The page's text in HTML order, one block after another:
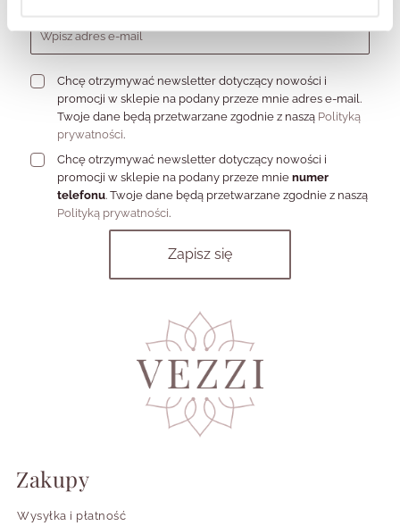
Chcę otrzymywać newsletter dotyczący nowości i
promocji w sklepie na podany przeze mnie adres e-mail.
Twoje dane będą przetwarzane zgodnie z naszą Polityką
prywatności.
Chcę otrzymywać newsletter dotyczący nowości i
promocji w sklepie na podany przeze mnie numer
telefonu. Twoje dane będą przetwarzane zgodnie z naszą
Polityką prywatności.
Zakupy
Wysyłka i płatność